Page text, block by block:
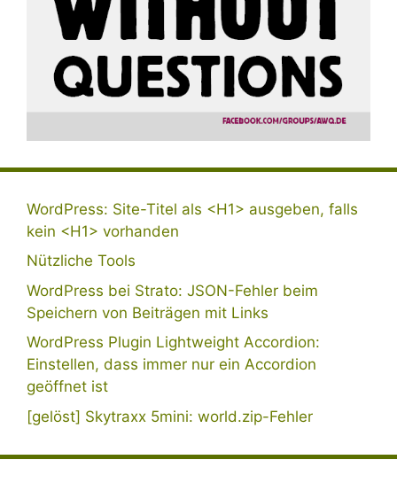
WordPress: Site-Titel als <H1> ausgeben, falls
kein <H1> vorhanden
Nützliche Tools
WordPress bei Strato: JSON-Fehler beim
Speichern von Beiträgen mit Links
WordPress Plugin Lightweight Accordion:
Einstellen, dass immer nur ein Accordion
geöffnet ist
[gelöst] Skytraxx 5mini: world.zip-Fehler